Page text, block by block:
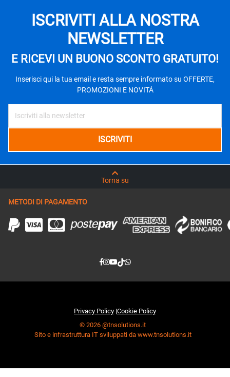
ISCRIVITI ALLA NOSTRA
NEWSLETTER
E RICEVI UN BUONO SCONTO GRATUITO!
Inserisci qui la tua email e resta sempre informato su OFFERTE,
PROMOZIONI E NOVITÁ
Torna su
METODI DI PAGAMENTO
Privacy Policy |Cookie Policy
© 2026 @tnsolutions.it
Sito e infrastruttura IT sviluppati da www.tnsolutions.it